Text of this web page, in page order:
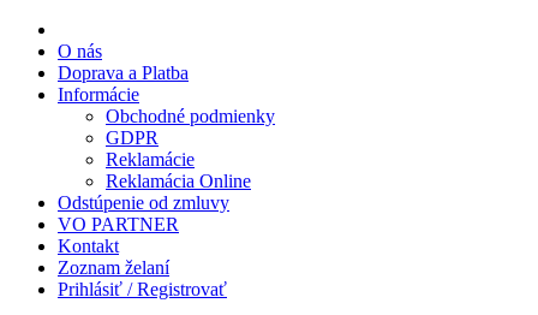
O nás
Doprava a Platba
Informácie
Obchodné podmienky
GDPR
Reklamácie
Reklamácia Online
Odstúpenie od zmluvy
VO PARTNER
Kontakt
Zoznam želaní
Prihlásiť / Registrovať